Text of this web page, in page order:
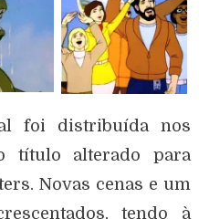
foi distribuída nos
título alterado para
Novas cenas e um
tendo à